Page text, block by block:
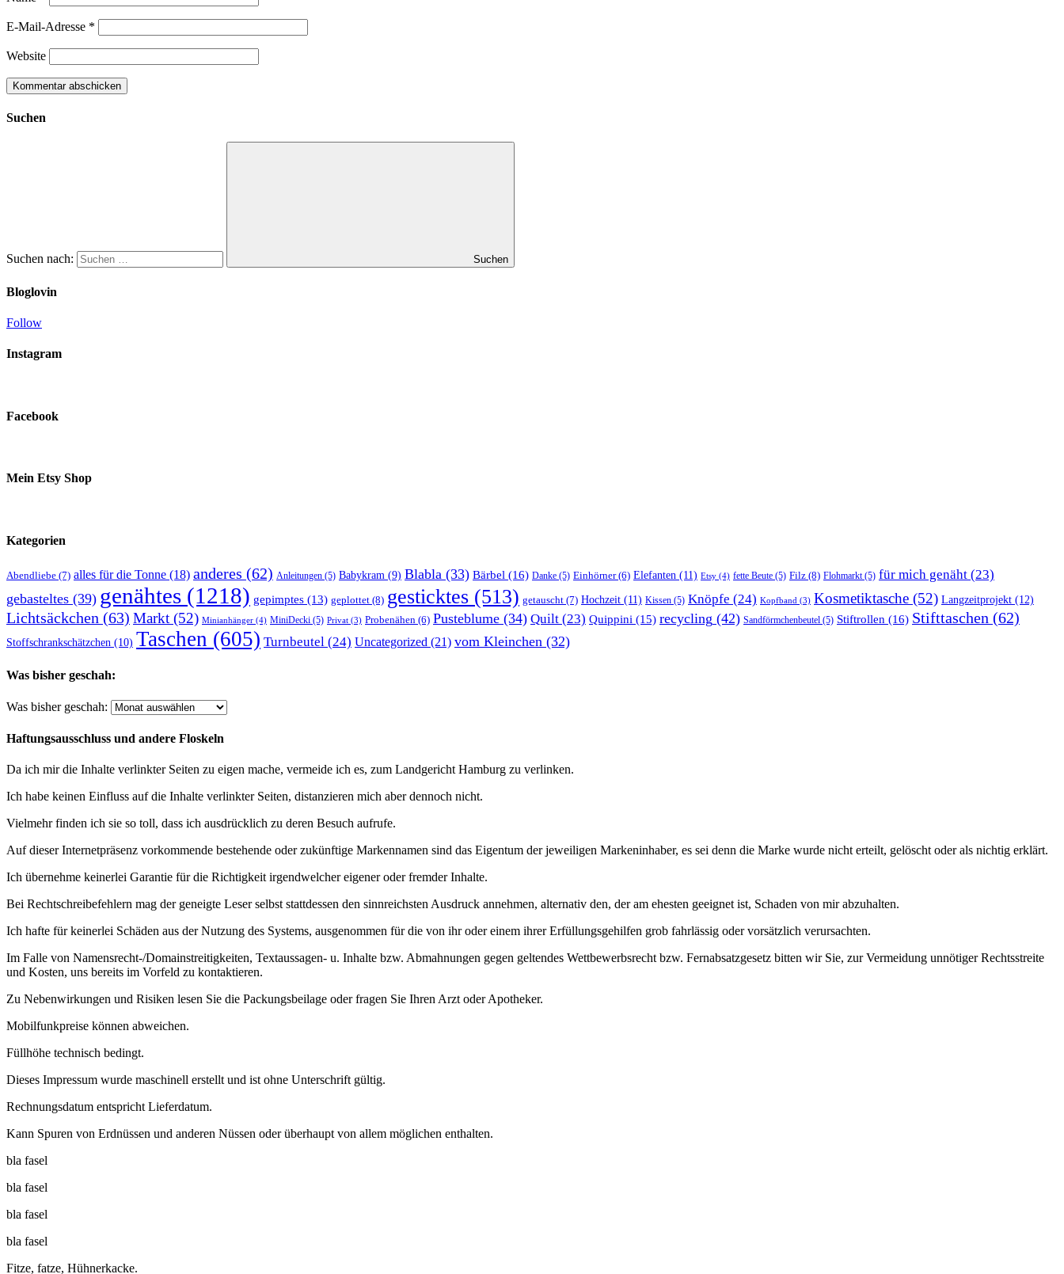
E-Mail-Adresse *
Website
Suchen
Suchen nach: Suchen
Bloglovin
Follow
Instagram
Facebook
Mein Etsy Shop
Kategorien
Abendliebe (7) alles für die Tonne (18) anderes (62) Anleitungen (5) Babykram (9) Blabla (33) Bärbel (16) Danke (5) Einhörner(6) Elefanten (11) Etsy (4) fette Beute (5) Filz (8) Flohmarkt(5) für mich genäht (23)
gebasteltes (39) genähtes (1218) gepimptes (13) geplottet (8) gesticktes (513) getauscht (7) Hochzeit (11) Kissen (5) Knöpfe (24) Kopfband (3) Kosmetiktasche (52) Langzeitprojekt (12)
Lichtsäckchen (63) Markt (52) Minianhänger (4) MiniDecki (5) Privat (3) Probenähen (6) Pusteblume (34) Quilt (23) Quippini (15) recycling (42) Sandförmchenbeutel (5) Stiftrollen (16) Stifttaschen (62)
Stoffschrankschätzchen (10) Taschen (605) Turnbeutel (24) Uncategorized (21) vom Kleinchen (32)
Was bisher geschah:
Was bisher geschah:
Haftungsausschluss und andere Floskeln
Da ich mir die Inhalte verlinkter Seiten zu eigen mache, vermeide ich es, zum Landgericht Hamburg zu verlinken.
Ich habe keinen Einfluss auf die Inhalte verlinkter Seiten, distanzieren mich aber dennoch nicht.
Vielmehr finden ich sie so toll, dass ich ausdrücklich zu deren Besuch aufrufe.
Auf dieser Internetpräsenz vorkommende bestehende oder zukünftige Markennamen sind das Eigentum der jeweiligen Markeninhaber, es sei denn die Marke wurde nicht erteilt, gelöscht oder als nichtig erklärt.
Ich übernehme keinerlei Garantie für die Richtigkeit irgendwelcher eigener oder fremder Inhalte.
Bei Rechtschreibefehlern mag der geneigte Leser selbst stattdessen den sinnreichsten Ausdruck annehmen, alternativ den, der am ehesten geeignet ist, Schaden von mir abzuhalten.
Ich hafte für keinerlei Schäden aus der Nutzung des Systems, ausgenommen für die von ihr oder einem ihrer Erfüllungsgehilfen grob fahrlässig oder vorsätzlich verursachten.
Im Falle von Namensrecht-/Domainstreitigkeiten, Textaussagen- u. Inhalte bzw. Abmahnungen gegen geltendes Wettbewerbsrecht bzw. Fernabsatzgesetz bitten wir Sie, zur Vermeidung unnötiger Rechtsstreite
und Kosten, uns bereits im Vorfeld zu kontaktieren.
Zu Nebenwirkungen und Risiken lesen Sie die Packungsbeilage oder fragen Sie Ihren Arzt oder Apotheker.
Mobilfunkpreise können abweichen.
Füllhöhe technisch bedingt.
Dieses Impressum wurde maschinell erstellt und ist ohne Unterschrift gültig.
Rechnungsdatum entspricht Lieferdatum.
Kann Spuren von Erdnüssen und anderen Nüssen oder überhaupt von allem möglichen enthalten.
bla fasel
bla fasel
bla fasel
bla fasel
Fitze, fatze, Hühnerkacke.